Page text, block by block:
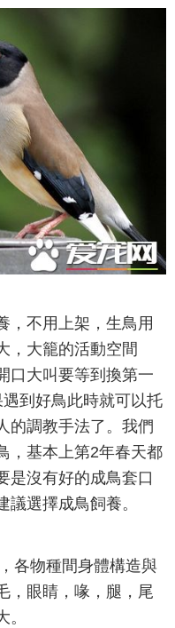
，不用上架，生鳥用
，大籠的活動空間
口大叫要等到換第一
到好鳥此時就可以托
的調教手法了。我們
，基本上第2年春天都
是沒有好的成鳥套口
選擇成鳥飼養。
各物種間身體構造與
，眼睛，喙，腿，尾